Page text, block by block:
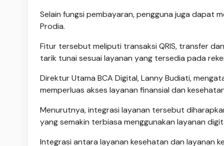
Selain fungsi pembayaran, pengguna juga dapat
Prodia.
Fitur tersebut meliputi transaksi QRIS, transfer
tarik tunai sesuai layanan yang tersedia pada
Direktur Utama BCA Digital, Lanny Budiati,
memperluas akses layanan finansial dan
Menurutnya, integrasi layanan tersebut
yang semakin terbiasa menggunakan layanan
Integrasi antara layanan kesehatan dan layanan